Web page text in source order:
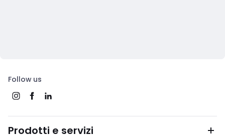
Follow us
Prodotti e servizi